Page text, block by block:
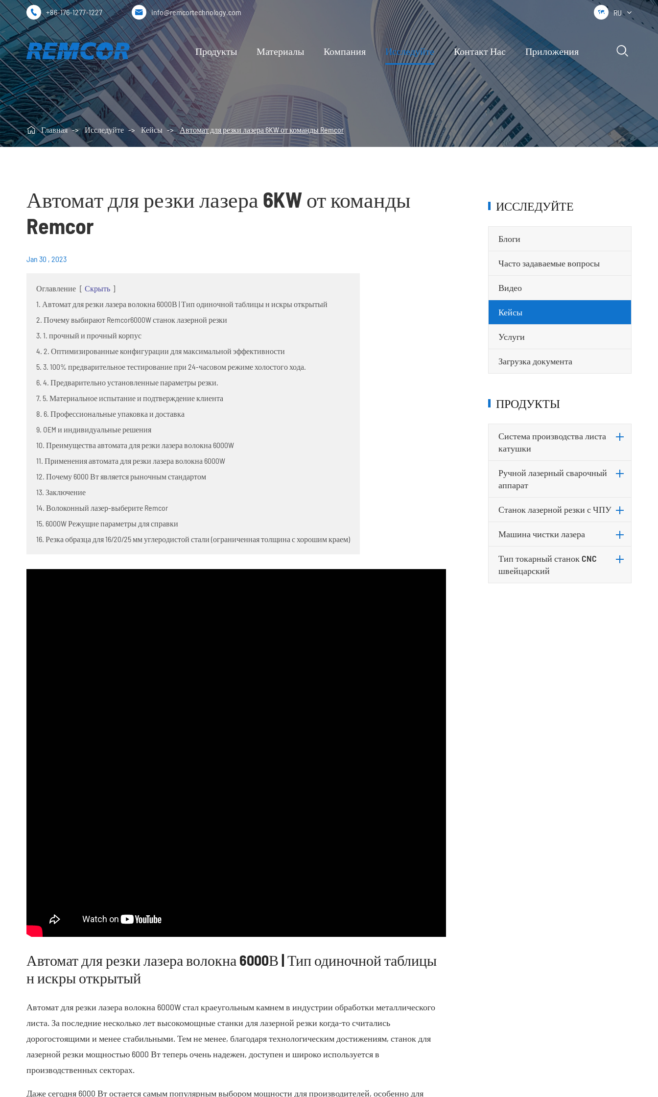
 +86-176-1277-1227  info@remcortechnology.com  RU
Продукты Материалы Компания Исследуйте Контакт Нас Приложения 
 Главная Исследуйте Кейсы Автомат для резки лазера 6KW от команды Remcor
Автомат для резки лазера 6KW от команды
Remcor
Jan 30 , 2023
Оглавление [ Скрыть ]
1. Автомат для резки лазера волокна 6000В | Тип одиночной таблицы н искры открытый
2. Почему выбирают Remcor6000W станок лазерной резки
3. 1. прочный и прочный корпус
4. 2. Оптимизированные конфигурации для максимальной эффективности
5. 3. 100% предварительное тестирование при 24-часовом режиме холостого хода.
6. 4. Предварительно установленные параметры резки.
7. 5. Материальное испытание и подтверждение клиента
8. 6. Профессиональные упаковка и доставка
9. OEM и индивидуальные решения
10. Преимущества автомата для резки лазера волокна 6000W
11. Применения автомата для резки лазера волокна 6000W
12. Почему 6000 Вт является рыночным стандартом
13. Заключение
14. Волоконный лазер-выберите Remcor
15. 6000W Режущие параметры для справки
16. Резка образца для 16/20/25 мм углеродистой стали (ограниченная толщина с хорошим краем)
Автомат для резки лазера волокна 6000В | Тип одиночной таблицы
н искры открытый
Автомат для резки лазера волокна 6000W стал краеугольным камнем в индустрии обработки металлического
листа. За последние несколько лет высокомощные станки для лазерной резки когда-то считались
дорогостоящими и менее стабильными. Тем не менее, благодаря технологическим достижениям, станок для
лазерной резки мощностью 6000 Вт теперь очень надежен, доступен и широко используется в
производственных секторах.
Даже сегодня 6000 Вт остается самым популярным выбором мощности для производителей, особенно для
ИССЛЕДУЙТЕ
Блоги
Часто задаваемые вопросы
Видео
Кейсы
Услуги
Загрузка документа
ПРОДУКТЫ
Система производства листа
катушки
Ручной лазерный сварочный
аппарат
Станок лазерной резки с ЧПУ
Машина чистки лазера
Тип токарный станок CNC
швейцарский